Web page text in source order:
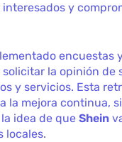
y
encuestas
la opinión de
y servicios. Esta
la mejora continua,
idea de que Shein
locales.